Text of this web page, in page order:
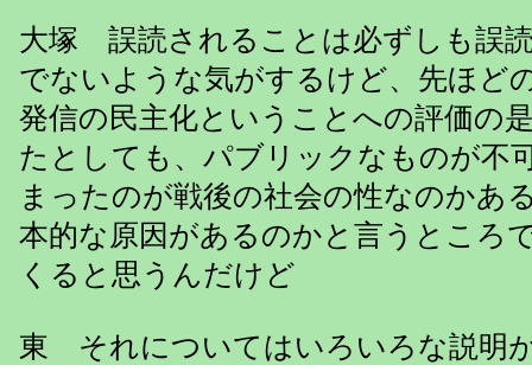
大塚 誤読されることは必ずしも誤
でないような気がするけど、先ほど
発信の民主化ということへの評価の
たとしても、パブリックなものが不
まったのが戦後の社会の性なのかあ
本的な原因があるのかと言うところ
くると思うんだけど
東 それについてはいろいろな説明